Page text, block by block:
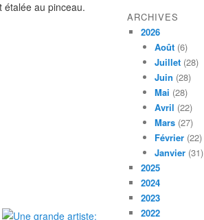
étalée au pinceau.
ARCHIVES
2026
Août (6)
Juillet (28)
Juin (28)
Mai (28)
Avril (22)
Mars (27)
Février (22)
Janvier (31)
2025
2024
2023
2022